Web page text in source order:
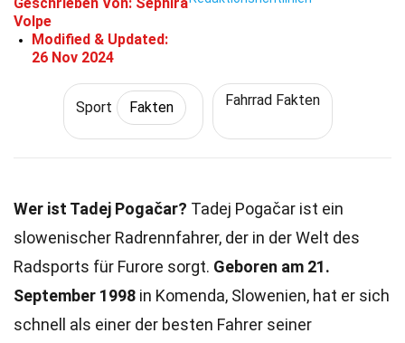
Volpe
Modified & Updated:
26 Nov 2024
Sport Fakten Fahrrad Fakten
Wer ist Tadej Pogačar? Tadej Pogačar ist ein
slowenischer Radrennfahrer, der in der Welt des
Radsports für Furore sorgt. Geboren am 21.
September 1998 in Komenda, Slowenien, hat er sich
schnell als einer der besten Fahrer seiner